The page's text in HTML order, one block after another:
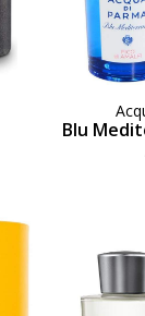
Blu